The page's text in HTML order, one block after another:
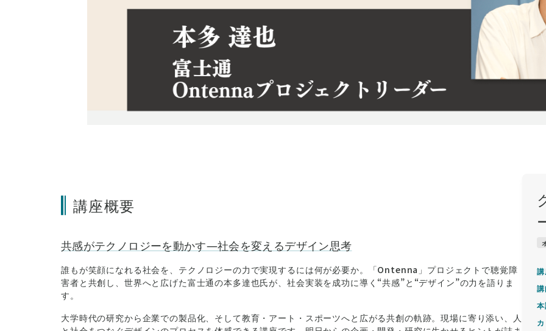
講座概要
共感がテクノロジーを動かす―社会を変えるデザイン思考
誰もが笑顔になれる社会を、テクノロジーの力で実現するには何が必要か。「Ontenna」プロジェクトで聴覚障
害者と共創し、世界へと広げた富士通の本多達也氏が、社会実装を成功に導く“共感”と“デザイン”の力を語りま
す。
大学時代の研究から企業での製品化、そして教育・アート・スポーツへと広がる共創の軌跡。現場に寄り添い、人